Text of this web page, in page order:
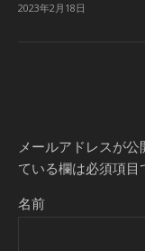
2023年2月18日
メールアドレスが公
ている欄は必須項目
名前